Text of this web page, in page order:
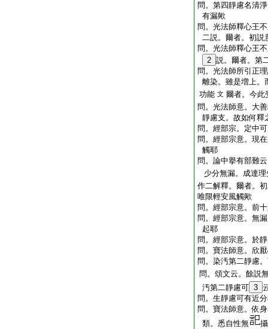
問。第四靜慮名清
有漏歟
問。光法師釋心王
二説。爾者。初説
問。光法師釋心王
2 説。爾者。第
問。光法師所引正
離染。雖是増上。
功能 文 爾者。今此
問。光法師意。大
靜慮支。故如何釋
問。經部宗。定中
問。經部宗意。現
觸耶
問。論中擧有部難
少分無漏。成達理
作二解釋。爾者。
唯限輕安風觸歟
問。經部宗意。前
問。經部宗意。無
起耶
問。經部宗意。於
問。寶法師意。欣
問。染汚第二靜慮
問。頌文云。餘説
汚第二靜慮可 3
問。生靜慮可有近
問。寶法師意。依
類。悉自性無